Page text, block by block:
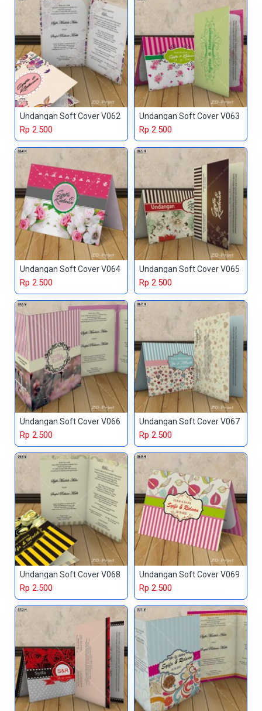
Undangan Soft Cover V062
Rp 2.500
Undangan Soft Cover V063
Rp 2.500
Undangan Soft Cover V064
Rp 2.500
Undangan Soft Cover V065
Rp 2.500
Undangan Soft Cover V066
Rp 2.500
Undangan Soft Cover V067
Rp 2.500
Undangan Soft Cover V068
Rp 2.500
Undangan Soft Cover V069
Rp 2.500